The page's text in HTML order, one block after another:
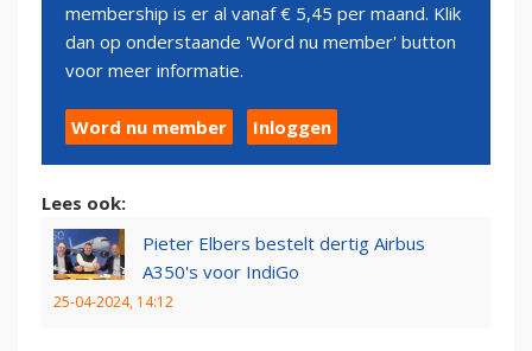
membership is er al vanaf € 5,45 per maand. Klik
dan op onderstaande 'Word nu member' button
voor meer informatie.
Word nu member Inloggen
Lees ook:
Pieter Elbers bestelt dertig Airbus
A350's voor IndiGo
25-04-2024, 14:12